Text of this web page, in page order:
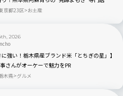
by THE YOMOGI STAND」渋谷にオープ
京都23区 お土産
2026
に強い！栃木県産ブランド米「とちぎの星」】
さんがオーケーで魅力をPR
木県 グルメ